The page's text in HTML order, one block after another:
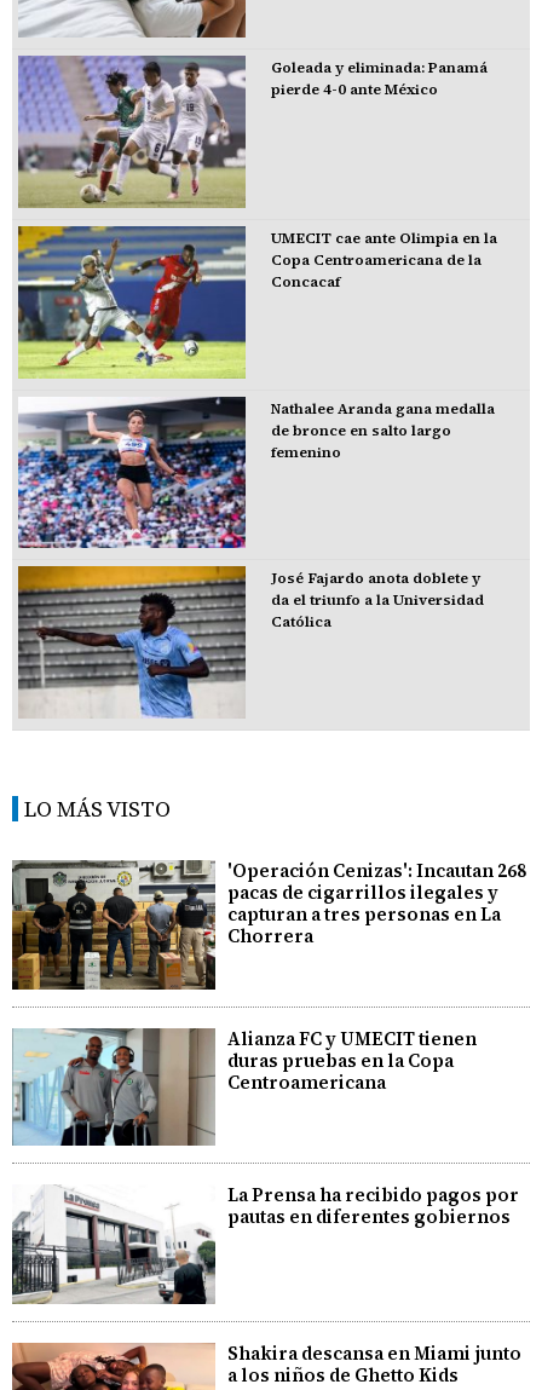
Goleada y eliminada: Panamá
pierde 4-0 ante México
UMECIT cae ante Olimpia en la
Copa Centroamericana de la
Concacaf
Nathalee Aranda gana medalla
de bronce en salto largo
femenino
José Fajardo anota doblete y
da el triunfo a la Universidad
Católica
LO MÁS VISTO
'Operación Cenizas': Incautan 268
pacas de cigarrillos ilegales y
capturan a tres personas en La
Chorrera
Alianza FC y UMECIT tienen
duras pruebas en la Copa
Centroamericana
La Prensa ha recibido pagos por
pautas en diferentes gobiernos
Shakira descansa en Miami junto
a los niños de Ghetto Kids